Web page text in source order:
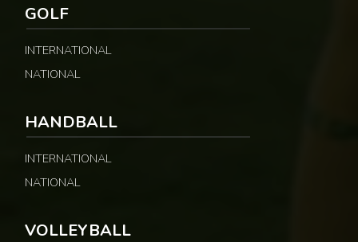
GOLF
INTERNATIONAL
NATIONAL
HANDBALL
INTERNATIONAL
NATIONAL
VOLLEYBALL